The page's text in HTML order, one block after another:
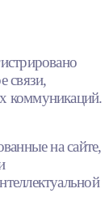
связи,
коммуникаций.
на сайте,